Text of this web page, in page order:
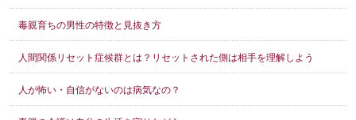
毒親育ちの男性の特徴と見抜き方
人間関係リセット症候群とは？リセットされた側は相手を理解しよう
人が怖い・自信がないのは病気なの？